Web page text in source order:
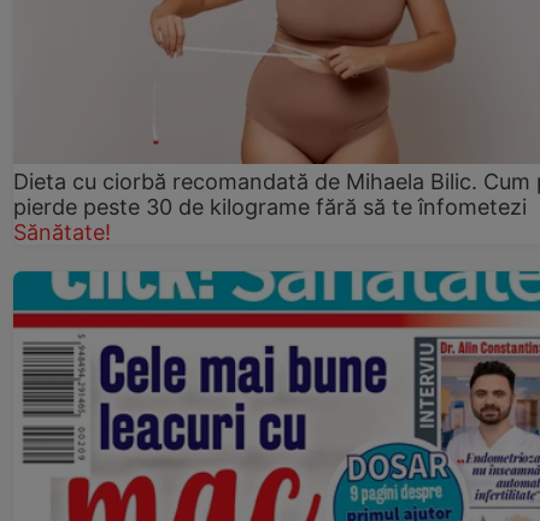
Dieta cu ciorbă recomandată de Mihaela Bilic. Cum
pierde peste 30 de kilograme fără să te înfometezi
Sănătate!